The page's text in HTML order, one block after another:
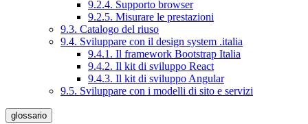
9.2.4. Supporto browser
9.2.5. Misurare le prestazioni
9.3. Catalogo del riuso
9.4. Sviluppare con il design system .italia
9.4.1. Il framework Bootstrap Italia
9.4.2. Il kit di sviluppo React
9.4.3. Il kit di sviluppo Angular
9.5. Sviluppare con i modelli di sito e servizi
glossario